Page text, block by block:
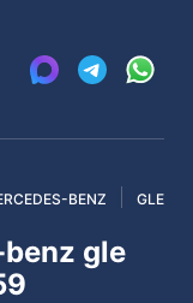
BENZ GLE
gle